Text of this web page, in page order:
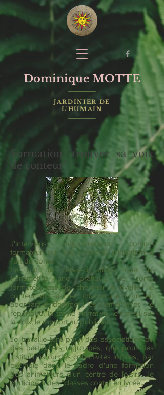
JARDINIER DE
L'HUMAIN
Dominique MOTTE
Formation "trouver sa voix
de conteur"
J'interviens régulièrement comme
formateur sur des sessions d'initiation à
l'art du conte.
Le but de celles-ci, plutôt que de
transmettre une pratique de conte
formatée, est de chercher à éveiller le
conteur qui est en chacun de nous en
abordant évidemment les élémentaires : le
répertoire, la trame narrative, le travail sur
la voix, le rapport au public etc...
Je travaille tant pour des associations ou
des particuliers regroupés, que pour des
institutions ou des collectivités locales, par
exemple dans le cadre d'une formation
des animateurs d'un centre de loisirs. Je
participe à des "classes conte" en lycée.